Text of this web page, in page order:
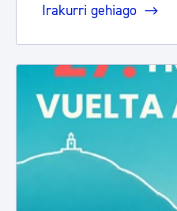
Irakurri gehiago